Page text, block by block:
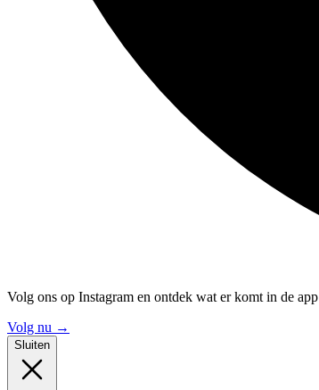
Volg ons op Instagram en ontdek wat er komt in de app
Volg nu →
Sluiten